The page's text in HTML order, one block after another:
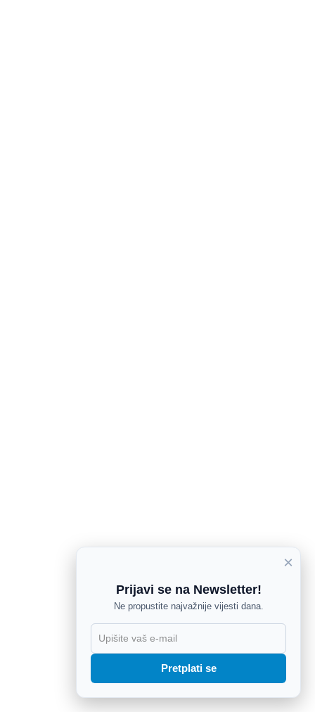
×
Prijavi se na Newsletter!
Ne propustite najvažnije vijesti dana.
Pretplati se